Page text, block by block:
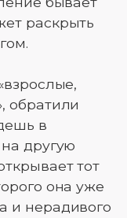
раскрыть
обратили
в
другую
тот
она уже
и нерадивого